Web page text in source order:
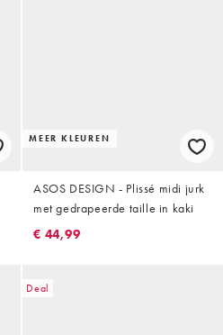
MEER KLEUREN
ASOS DESIGN - Plissé midi jurk
met gedrapeerde taille in kaki
€ 44,99
Deal